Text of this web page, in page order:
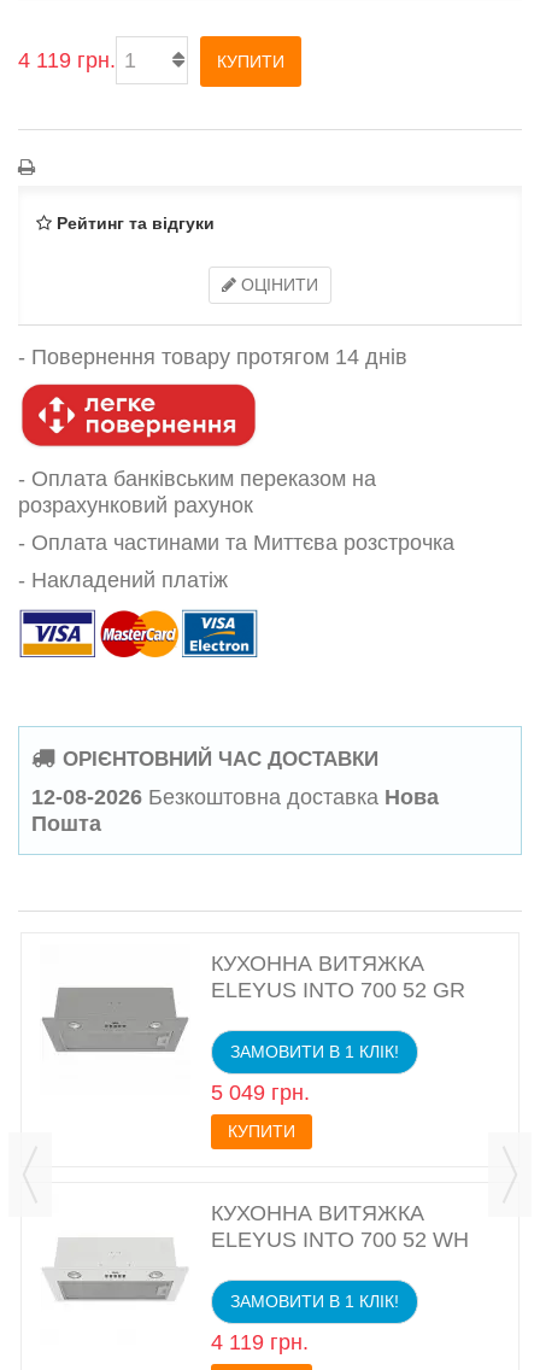
4 119 грн. КУПИТИ
Рейтинг та відгуки
ОЦІНИТИ
- Повернення товару протягом 14 днів
- Оплата банківським переказом на
розрахунковий рахунок
- Оплата частинами та Миттєва розстрочка
- Накладений платіж
ОРІЄНТОВНИЙ ЧАС ДОСТАВКИ
12-08-2026 Безкоштовна доставка Нова
Пошта
КУХОННА ВИТЯЖКА
ELEYUS INTO 700 52 GR
ЗАМОВИТИ В 1 КЛІК!
5 049 грн.
КУПИТИ
КУХОННА ВИТЯЖКА
ELEYUS INTO 700 52 WH
ЗАМОВИТИ В 1 КЛІК!
4 119 грн.